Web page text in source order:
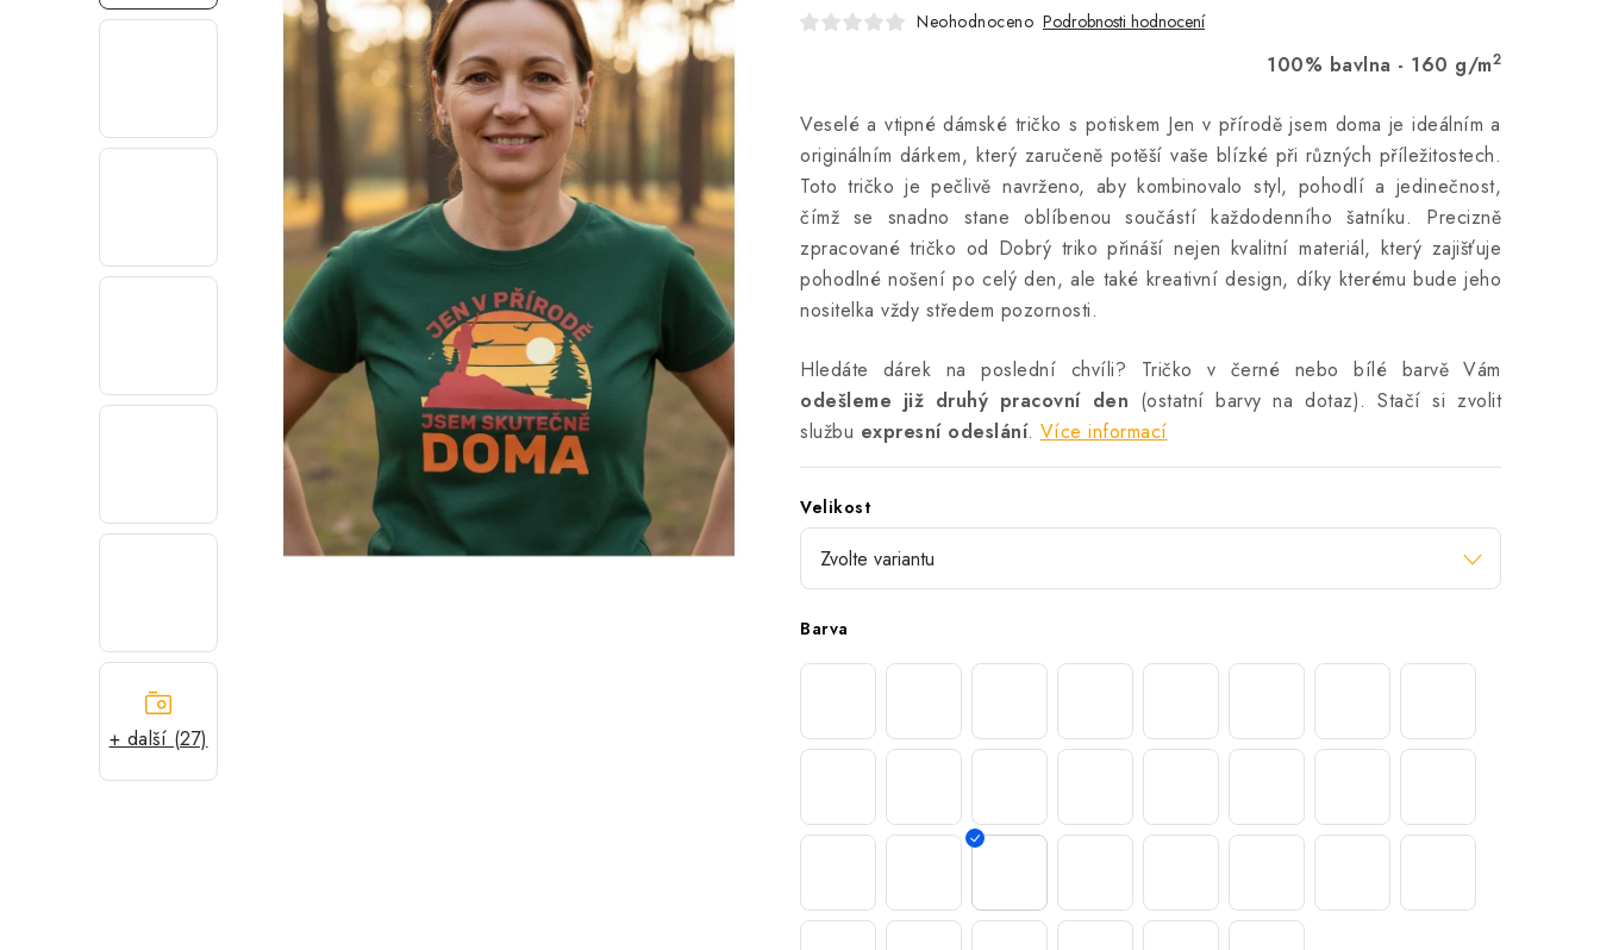
+ další (27)
Neohodnoceno Podrobnosti hodnocení
100% bavlna - 160 g/m2
Veselé a vtipné dámské tričko s potiskem Jen v přírodě jsem doma je ideálním a
originálním dárkem, který zaručeně potěší vaše blízké při různých příležitostech.
Toto tričko je pečlivě navrženo, aby kombinovalo styl, pohodlí a jedinečnost,
čímž se snadno stane oblíbenou součástí každodenního šatníku. Precizně
zpracované tričko od Dobrý triko přináší nejen kvalitní materiál, který zajišťuje
pohodlné nošení po celý den, ale také kreativní design, díky kterému bude jeho
nositelka vždy středem pozornosti.
Hledáte dárek na poslední chvíli? Tričko v černé nebo bílé barvě Vám
odešleme již druhý pracovní den (ostatní barvy na dotaz). Stačí si zvolit
službu expresní odeslání. Více informací
Velikost
Barva